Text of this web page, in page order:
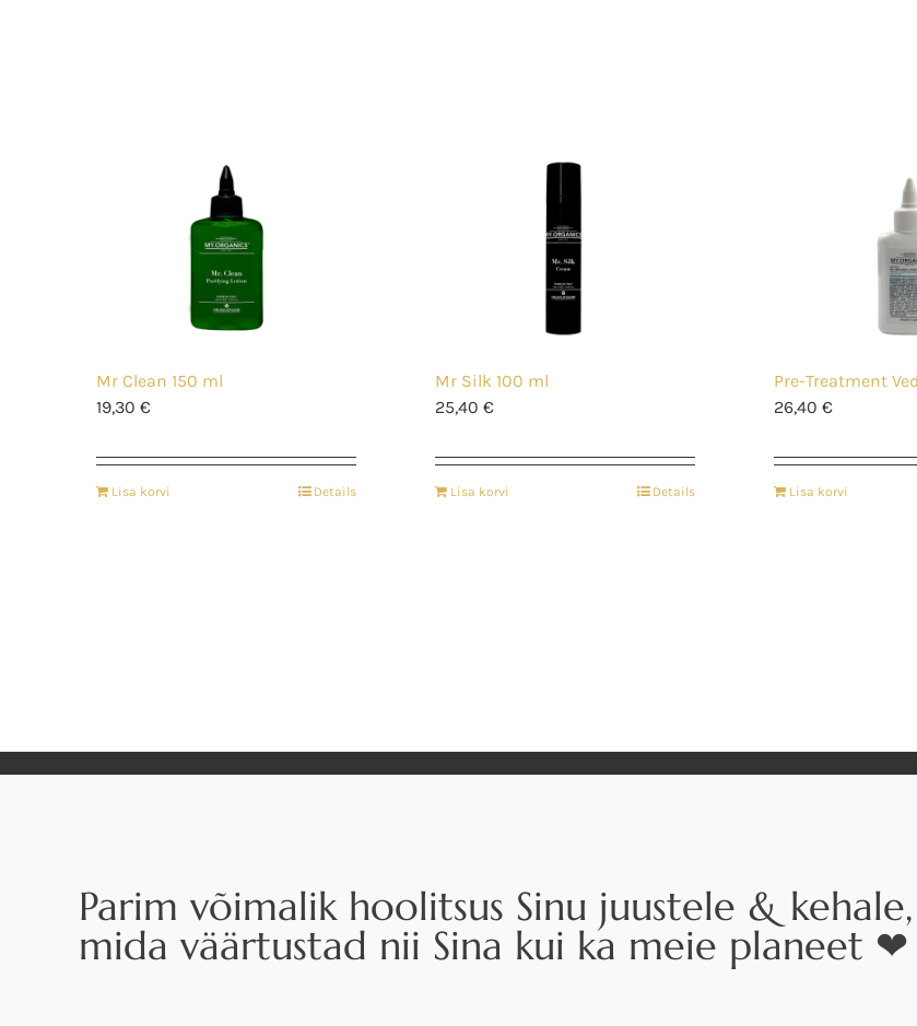
Mr Clean 150 ml
19,30 €
Lisa korvi Details
Mr Silk 100 ml
25,40 €
Lisa korvi Details
Pre-Treatment
26,40 €
Lisa korvi
Parim võimalik hoolitsus Sinu juustele & kehale,
mida väärtustad nii Sina kui ka meie planeet ❤